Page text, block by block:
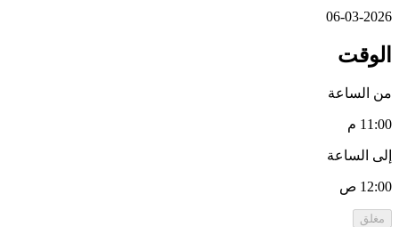
06-03-2026
الوقت
من الساعة
11:00 م
إلى الساعة
12:00 ص
مغلق